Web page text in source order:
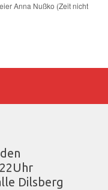
Anna Nußko (Zeit nicht
Dilsberg